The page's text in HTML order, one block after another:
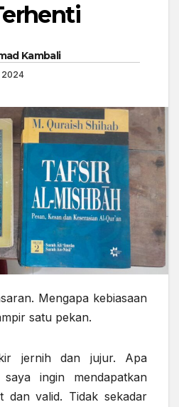
Kambali
2024
Mengapa kebiasaan
satu pekan.
jernih dan jujur. Apa
ingin mendapatkan
dan valid. Tidak sekadar